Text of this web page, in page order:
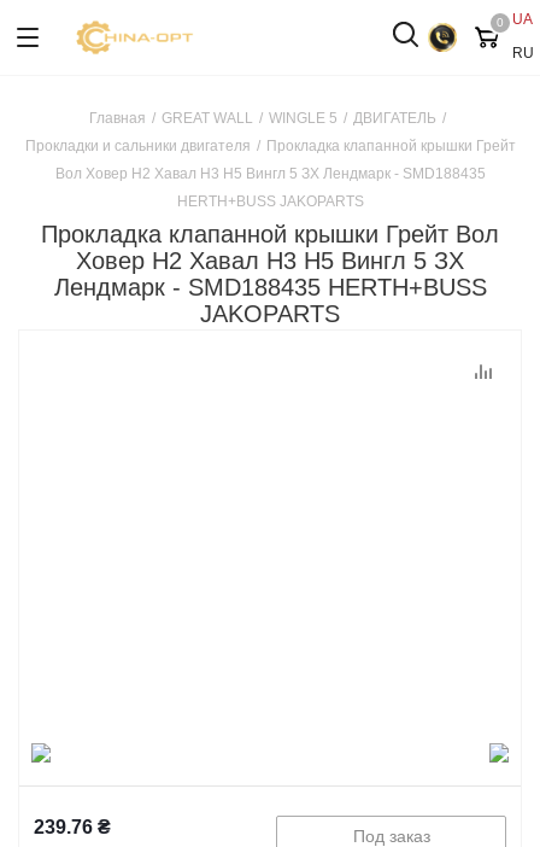
UA
RU
0
Главная / GREAT WALL / WINGLE 5 / ДВИГАТЕЛЬ /
Прокладки и сальники двигателя / Прокладка клапанной крышки Грейт
Вол Ховер H2 Хавал H3 Н5 Вингл 5 ЗХ Лендмарк - SMD188435
HERTH+BUSS JAKOPARTS
Прокладка клапанной крышки Грейт Вол
Ховер H2 Хавал H3 Н5 Вингл 5 ЗХ
Лендмарк - SMD188435 HERTH+BUSS
JAKOPARTS
239.76 ₴ Под заказ